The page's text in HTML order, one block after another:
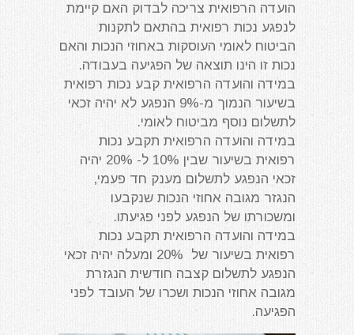
הועדה הרפואית צריכה לבדוק האם קיימת
לנפגע נכות רפואית בהתאם לתקנות
הביטוח לאומי העוסקות באחוזי הנכות והאם
נכות זו הינו תוצאה של הפגיעה בעבודה.
במידה והועדה הרפואית קבע נכות רפואית
בשיעור הנמוך מ-9% הנפגע לא יהיה זכאי
לתשלום נוסף מביטוח לאומי.
במידה והועדה הרפואית תקבע נכות
רפואית בשיעור שבין 10% ל- 20% יהיה
זכאי הנפגע לתשלום מענק חד פעמי,
הנגזר מגובה אחוזי הנכות שנקבעו
ומשכורתו של הנפגע לפני פגיעתו.
במידה והועדה הרפואית תקבע נכות
רפואית בשיעור של 20% ומעלה יהיה זכאי
הנפגע לתשלום קצבה חודשית הנגזרת
מגובה אחוזי הנכות ושכרו של העובד לפני
הפגיעה.